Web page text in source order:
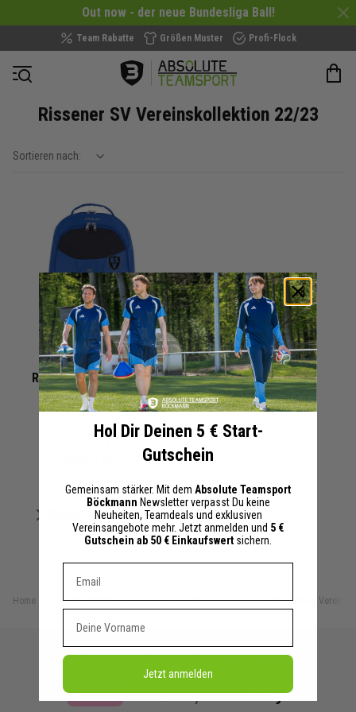
Out now - der neue Bundesliga Ball!
Team Rabatte Größen Muster Profi-Flock
Navigation öffnen
Home Vereinskollektion Rissener SV KG Stadtwacht Metelen
Rissener SV Vereinskollektion 22/23
Sortieren nach: show filteroptions
Rissener SV Rucksack
2023/2024
17,50 €
Merken
+ 2 Interessenten
Rechnung Kreditkarte Vorkasse
Hol Dir Deinen 5 € Start-
Gutschein
Gemeinsam stärker. Mit dem Absolute Teamsport
Böckmann Newsletter verpasst Du keine
Neuheiten, Teamdeals und exklusiven
Vereinsangebote mehr. Jetzt anmelden und 5 €
Gutschein ab 50 € Einkaufswert sichern.
Dein E-mail Adresse
Vorname
Jetzt anmelden